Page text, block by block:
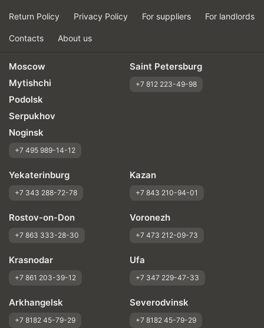
Return Policy Privacy Policy For suppliers For landlords
Contacts About us
Moscow
Mytishchi
Podolsk
Serpukhov
Noginsk
+7 495 989-14-12
Saint Petersburg
+7 812 223-49-98
Yekaterinburg
+7 343 288-72-78
Kazan
+7 843 210-94-01
Rostov-on-Don
+7 863 333-28-30
Voronezh
+7 473 212-09-73
Krasnodar
+7 861 203-39-12
Ufa
+7 347 229-47-33
Arkhangelsk
+7 8182 45-79-29
Severodvinsk
+7 8182 45-79-29